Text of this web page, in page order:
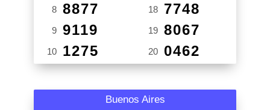
8 8877
9 9119
10 1275
18 7748
19 8067
20 0462
Buenos Aires